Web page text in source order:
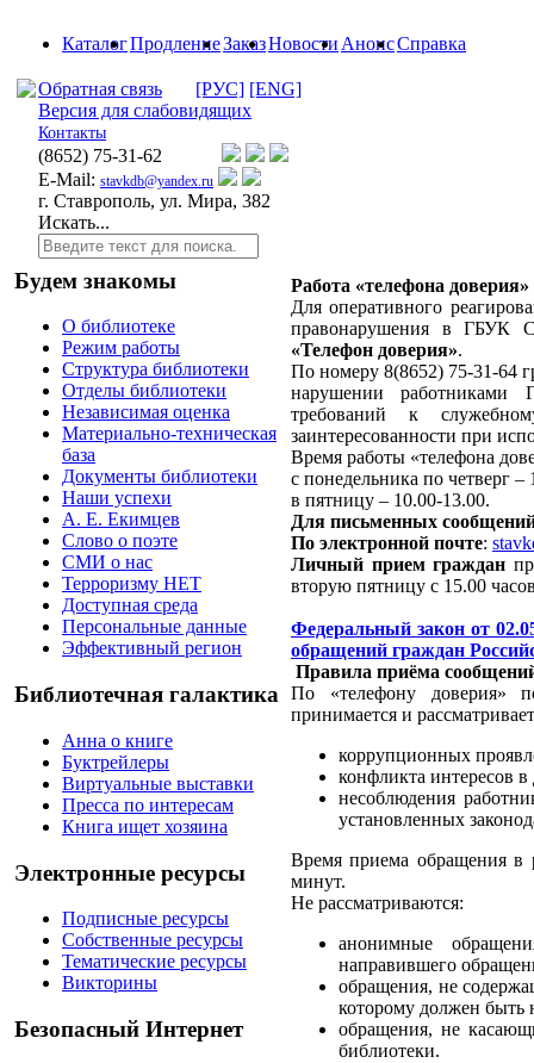
КаталогПродлениеЗаказНовости АнонсСправка
Обратная связь [РУС] [ENG]
Версия для слабовидящих
Контакты
(8652) 75-31-62
E-Mail: stavkdb@yandex.ru
г. Ставрополь, ул. Мира, 382
Искать...
Будем знакомы
О библиотеке
Режим работы
Структура библиотеки
Отделы библиотеки
Независимая оценка
Материально-техническая
база
Документы библиотеки
Наши успехи
А. Е. Екимцев
Слово о поэте
СМИ о нас
Терроризму НЕТ
Доступная среда
Персональные данные
Эффективный регион
Библиотечная галактика
Анна о книге
Буктрейлеры
Виртуальные выставки
Пресса по интересам
Книга ищет хозяина
Электронные ресурсы
Подписные ресурсы
Собственные ресурсы
Тематические ресурсы
Викторины
Безопасный Интернет
Работа «телефона доверия»
Для оперативного
правонарушения в ГБУК
«Телефон доверия».
По номеру 8(8652) 75-31-64
нарушении
требований к
заинтересованности при
Время работы «телефона
с понедельника по четверг
в пятницу – 10.00-13.00.
Для письменных
По электронной почте:
Личный прием граждан
вторую пятницу с 15.00
Федеральный закон от
обращений граждан
Правила приёма
По «телефону доверия»
принимается и
коррупционных
конфликта интересов
несоблюдения
установленных
Время приема обращения в
минут.
Не рассматриваются:
анонимные
направившего
обращения, не
которому должен быть
обращения, не
библиотеки.